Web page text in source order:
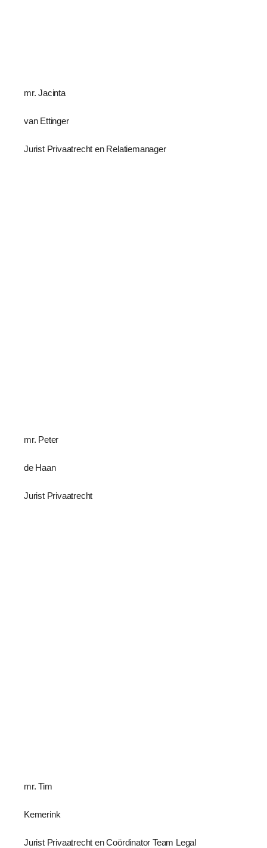
mr. Jacinta
van Ettinger
Jurist Privaatrecht en Relatiemanager
mr. Peter
de Haan
Jurist Privaatrecht
mr. Tim
Kemerink
Jurist Privaatrecht en Coördinator Team Legal